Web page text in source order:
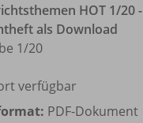
HOT 1/20 -
als Download
1/20
verfügbar
PDF-Dokument